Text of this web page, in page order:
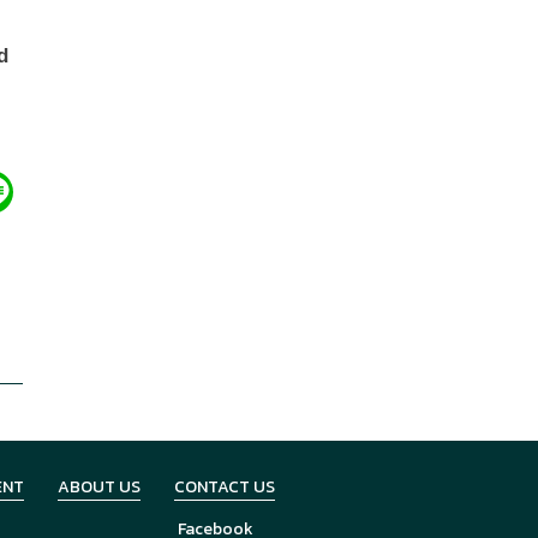
ABOUT US
CONTACT US
Facebook